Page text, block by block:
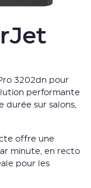
3202dn pour
performante
durée sur salons,
offre une
minute, en recto
pour les